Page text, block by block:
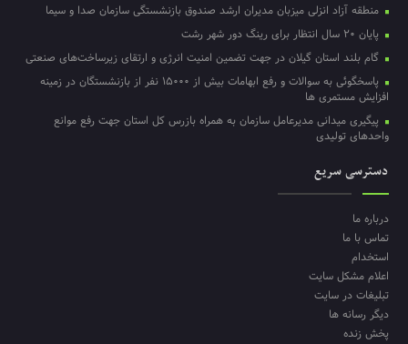
منطقه آزاد انزلی میزبان مدیران ارشد صندوق بازنشستگی سازمان صدا و سیما
پایان ۲۰ سال انتظار برای رینگ دور شهر رشت
گام بلند استان گیلان در جهت تضمین امنیت انرژی و ارتقای زیرساخت‌های صنعتی
پاسخگوئی به سوالات و رفع ابهامات بیش از ۱۵۰۰۰ نفر از بازنشستگان در زمینه
افزایش مستمری ها
پیگیری میدانی مدیرعامل سازمان به همراه بازرس کل استان جهت رفع موانع
واحدهای تولیدی
دسترسی سریع
درباره ما
تماس با ما
استخدام
اعلام مشکل سایت
تبلیغات در سایت
دیگر رسانه ها
پخش زنده